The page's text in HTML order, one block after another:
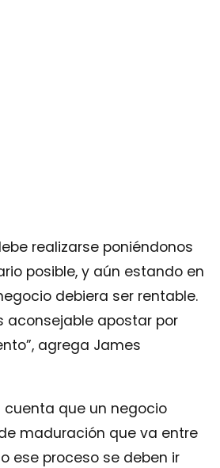
realizarse poniéndonos
posible, y aún estando en
debiera ser rentable.
aconsejable apostar por
agrega James
cuenta que un negocio
maduración que va entre
ese proceso se deben ir